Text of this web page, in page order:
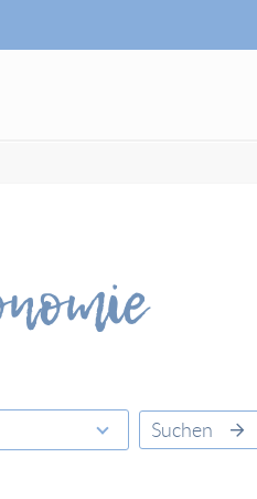
Suchen